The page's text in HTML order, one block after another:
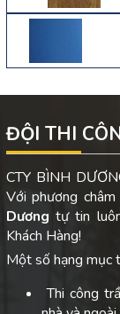
ĐỘI THI
CTY BÌNH
Với phương châm
Dươngtự tin
Khách Hàng!
Một số hạng mục
Thi công